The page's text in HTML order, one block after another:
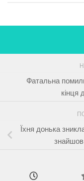
Фатальна
кінця
Їхня донька
знайшов